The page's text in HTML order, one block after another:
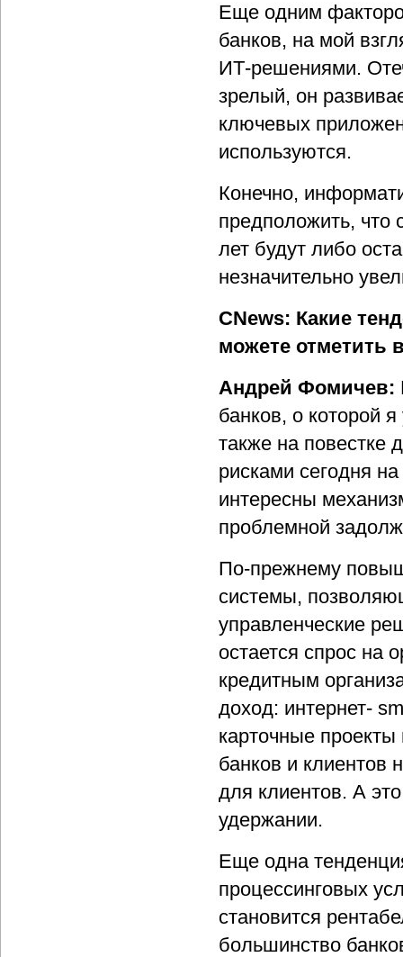
Еще одним
банков, на мой
ИТ-решениями.
зрелый, он
ключевых
используются.
Конечно,
предположить,
лет будут либо
незначительно
CNews: Какие
можете отметить
Андрей Фомичев:
банков, о которой
также на повестке
рисками сегодня
интересны
проблемной
По-прежнему
системы,
управленческие
остается спрос на
кредитным
доход: интернет-
карточные
банков и клиентов
для клиентов. А
удержании.
Еще одна
процессинговых
становится
большинство